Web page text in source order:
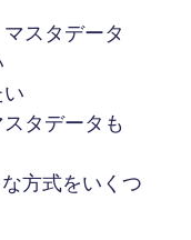
スタデータ
タデータも
方式をいくつ